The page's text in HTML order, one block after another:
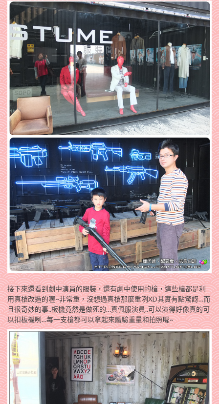
接下來還看到劇中演員的服裝，還有劇中使用的槍，這些槍都是利
用真槍改造的喔~非常重，沒想過真槍那麼重咧XD其實有點驚訝…而
且很奇妙的事..板機竟然是做死的…真佩服演員..可以演得好像真的可
以扣板機咧…每一支槍都可以拿起來體驗重量和拍照喔~